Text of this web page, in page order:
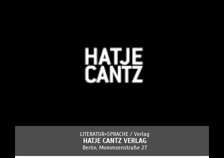
LITERATUR+SPRACHE / Verlag
HATJE CANTZ VERLAG
Berlin, Mommsenstraße 27